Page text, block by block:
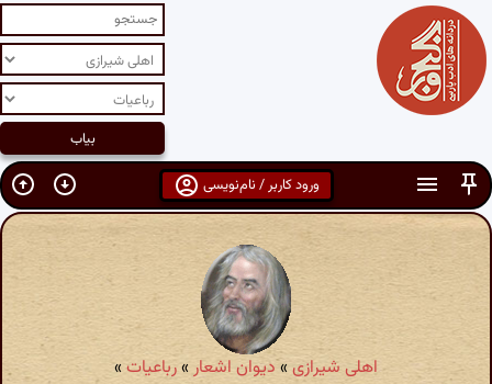
ورود کاربر / نام‌نویسی
اهلی شیرازی» دیوان اشعار »رباعیات»